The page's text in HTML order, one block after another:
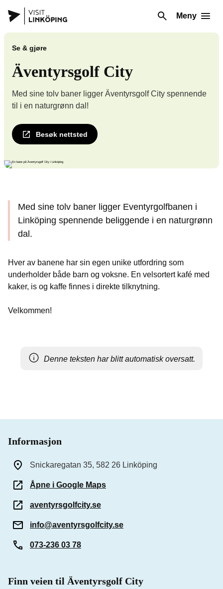
Meny
Se & gjøre
Äventyrsgolf City
Med sine tolv baner ligger Äventyrsgolf City spennende
til i en naturgrønn dal!
Besøk nettsted
Med sine tolv baner ligger Eventyrgolfbanen i
Linköping spennende beliggende i en naturgrønn
dal.
Hver av banene har sin egen unike utfordring som
underholder både barn og voksne. En velsortert kafé med
kaker, is og kaffe finnes i direkte tilknytning.
Velkommen!
Denne teksten har blitt automatisk oversatt.
Informasjon
Snickaregatan 35, 582 26 Linköping
Åpne i Google Maps
aventyrsgolfcity.se
info@aventyrsgolfcity.se
073-236 03 78
Finn veien til Äventyrsgolf City